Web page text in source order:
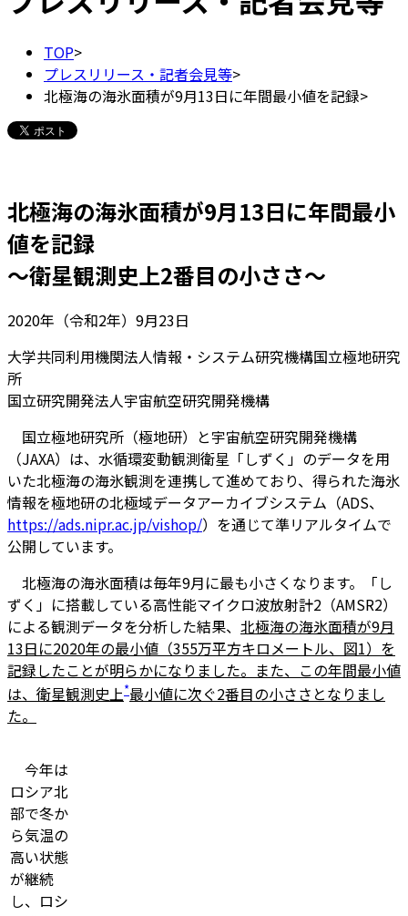
TOP>
プレスリリース・記者会見等>
北極海の海氷面積が9月13日に年間最小値を記録>
北極海の海氷面積が9月13日に年間最小
値を記録
～衛星観測史上2番目の小ささ～
2020年（令和2年）9月23日
大学共同利用機関法人情報・システム研究機構国立極地研究
所
国立研究開発法人宇宙航空研究開発機構
国立極地研究所（極地研）と宇宙航空研究開発機構
（JAXA）は、水循環変動観測衛星「しずく」のデータを用
いた北極海の海氷観測を連携して進めており、得られた海氷
情報を極地研の北極域データアーカイブシステム（ADS、
https://ads.nipr.ac.jp/vishop/）を通じて準リアルタイムで
公開しています。
北極海の海氷面積は毎年9月に最も小さくなります。「し
ずく」に搭載している高性能マイクロ波放射計2（AMSR2）
による観測データを分析した結果、 北極海の海氷面積が9月
13日に2020年の最小値（355万平方キロメートル、図1）を
記録したことが明らかになりました。また、この年間最小値
は、衛星観測史上*最小値に次ぐ2番目の小ささとなりまし
た。
今年は
ロシア北
部で冬か
ら気温の
高い状態
が継続
し、ロシ